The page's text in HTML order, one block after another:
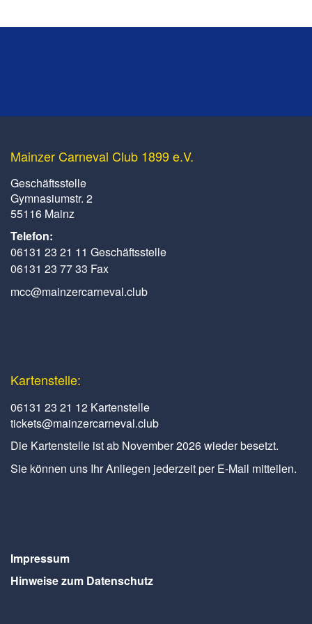
Mainzer Carneval Club 1899 e.V.
Geschäftsstelle
Gymnasiumstr. 2
55116 Mainz
Telefon:
06131 23 21 11 Geschäftsstelle
06131 23 77 33 Fax
mcc@mainzercarneval.club
Kartenstelle:
06131 23 21 12 Kartenstelle
tickets@mainzercarneval.club
Die Kartenstelle ist ab November 2026 wieder besetzt.
Sie können uns Ihr Anliegen jederzeit per E-Mail mitteilen.
Impressum
Hinweise zum Datenschutz